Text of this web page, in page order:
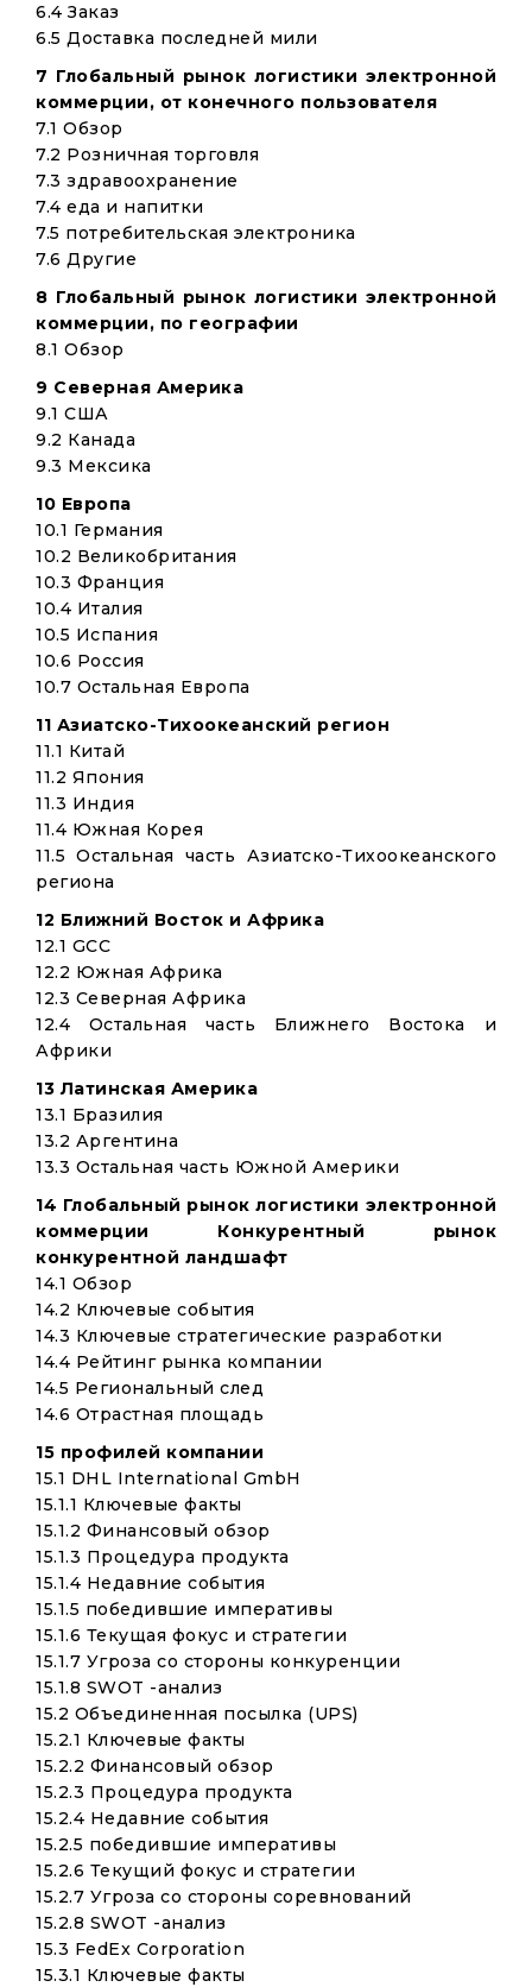
6.4 Заказ
6.5 Доставка последней мили
7 Глобальный рынок логистики электронной
коммерции, от конечного пользователя
7.1 Обзор
7.2 Розничная торговля
7.3 здравоохранение
7.4 еда и напитки
7.5 потребительская электроника
7.6 Другие
8 Глобальный рынок логистики электронной
коммерции, по географии
8.1 Обзор
9 Северная Америка
9.1 США
9.2 Канада
9.3 Мексика
10 Европа
10.1 Германия
10.2 Великобритания
10.3 Франция
10.4 Италия
10.5 Испания
10.6 Россия
10.7 Остальная Европа
11 Азиатско-Тихоокеанский регион
11.1 Китай
11.2 Япония
11.3 Индия
11.4 Южная Корея
11.5 Остальная часть Азиатско-Тихоокеанского
региона
12 Ближний Восток и Африка
12.1 GCC
12.2 Южная Африка
12.3 Северная Африка
12.4 Остальная часть Ближнего Востока и
Африки
13 Латинская Америка
13.1 Бразилия
13.2 Аргентина
13.3 Остальная часть Южной Америки
14 Глобальный рынок логистики электронной
коммерции Конкурентный рынок
конкурентной ландшафт
14.1 Обзор
14.2 Ключевые события
14.3 Ключевые стратегические разработки
14.4 Рейтинг рынка компании
14.5 Региональный след
14.6 Отрастная площадь
15 профилей компании
15.1 DHL International GmbH
15.1.1 Ключевые факты
15.1.2 Финансовый обзор
15.1.3 Процедура продукта
15.1.4 Недавние события
15.1.5 победившие императивы
15.1.6 Текущая фокус и стратегии
15.1.7 Угроза со стороны конкуренции
15.1.8 SWOT -анализ
15.2 Объединенная посылка (UPS)
15.2.1 Ключевые факты
15.2.2 Финансовый обзор
15.2.3 Процедура продукта
15.2.4 Недавние события
15.2.5 победившие императивы
15.2.6 Текущий фокус и стратегии
15.2.7 Угроза со стороны соревнований
15.2.8 SWOT -анализ
15.3 FedEx Corporation
15.3.1 Ключевые факты